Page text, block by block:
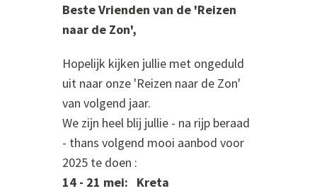
Beste Vrienden van de 'Reizen
naar de Zon',
Hopelijk kijken jullie met ongeduld
uit naar onze 'Reizen naar de Zon'
van volgend jaar.
We zijn heel blij jullie - na rijp beraad
- thans volgend mooi aanbod voor
2025 te doen :
14 - 21 mei:
Kreta